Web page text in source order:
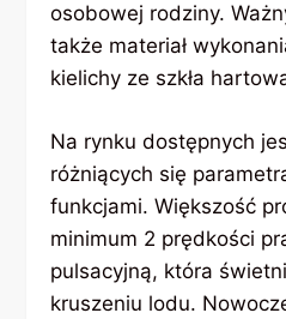
osobowej rodziny.
także materiał
kielichy ze szkła
Na rynku dostępnych
różniących się
funkcjami. Większość
minimum 2 prędkości
pulsacyjną, która
kruszeniu lodu.